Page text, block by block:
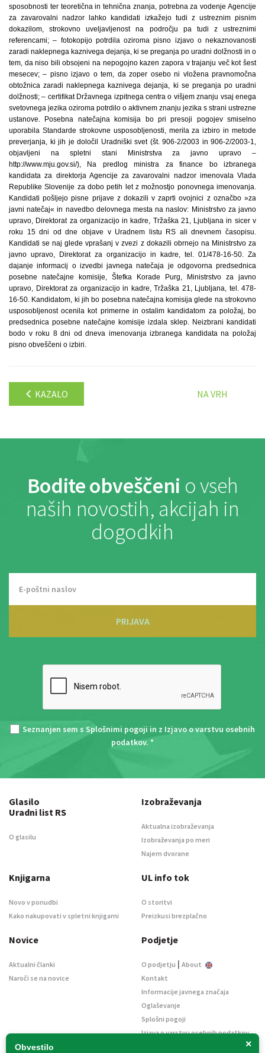
sposobnosti ter teoretična in tehnična znanja, potrebna za vodenje Agencije
za zavarovalni nadzor lahko kandidati izkažejo tudi z ustreznim pisnim
dokazilom, strokovno uveljavljenost na področju pa tudi z ustreznimi
referencami; – fotokopijo potrdila oziroma pisno izjavo o nekaznovanosti
zaradi naklepnega kaznivega dejanja, ki se preganja po uradni dolžnosti in o
tem, da niso bili obsojeni na nepogojno kazen zapora v trajanju več kot šest
mesecev; – pisno izjavo o tem, da zoper osebo ni vložena pravnomočna
obtožnica zaradi naklepnega kaznivega dejanja, ki se preganja po uradni
dolžnosti; – certifikat Državnega izpitnega centra o višjem znanju vsaj enega
svetovnega jezika oziroma potrdilo o aktivnem znanju jezika s strani ustrezne
ustanove. Posebna natečajna komisija bo pri presoji pogojev smiselno
uporabila Standarde strokovne usposobljenosti, merila za izbiro in metode
preverjanja, ki jih je določil Uradniški svet (št. 906-2/2003 in 906-2/2003-1,
objavljeni na spletni stani Ministrstva za javno upravo –
http://www.mju.gov.si/), Na predlog ministra za finance bo izbranega
kandidata za direktorja Agencije za zavarovalni nadzor imenovala Vlada
Republike Slovenije za dobo petih let z možnostjo ponovnega imenovanja.
Kandidati pošljejo pisne prijave z dokazili v zaprti ovojnici z označbo »za
javni natečaj« in navedbo delovnega mesta na naslov: Ministrstvo za javno
upravo, Direktorat za organizacijo in kadre, Tržaška 21, Ljubljana in sicer v
roku 15 dni od dne objave v Uradnem listu RS ali dnevnem časopisu.
Kandidati se naj glede vprašanj v zvezi z dokazili obrnejo na Ministrstvo za
javno upravo, Direktorat za organizacijo in kadre, tel. 01/478-16-50. Za
dajanje informacij o izvedbi javnega natečaja je odgovorna predsednica
posebne natečajne komisije, Štefka Korade Purg, Ministrstvo za javno
upravo, Direktorat za organizacijo in kadre, Tržaška 21, Ljubljana, tel. 478-
16-50. Kandidatom, ki jih bo posebna natečajna komisija glede na strokovno
usposobljenost ocenila kot primerne in ostalim kandidatom za položaj, bo
predsednica posebne natečajne komisije izdala sklep. Neizbrani kandidati
bodo v roku 8 dni od dneva imenovanja izbranega kandidata na položaj
pisno obveščeni o izbiri.
KAZALO NA VRH
Bodite obveščeni o vseh
naših novostih, akcijah in
dogodkih
PRIJAVA
Seznanjen sem s Splošnimi pogoji in z Izjavo o varstvu osebnih
podatkov. *
×
Obvestilo
Glasilo
Uradni list RS
O glasilu
Izobraževanja
Aktualna izobraževanja
Izobraževanja po meri
Najem dvorane
Knjigarna
Novo v ponudbi
Kako nakupovati v spletni knjigarni
UL info tok
O storitvi
Preizkusi brezplačno
Novice
Aktualni članki
Naroči se na novice
Podjetje
O podjetju | About
Kontakt
Informacije javnega značaja
Oglaševanje
Splošni pogoji
Izjava o varstvu osebnih podatkov